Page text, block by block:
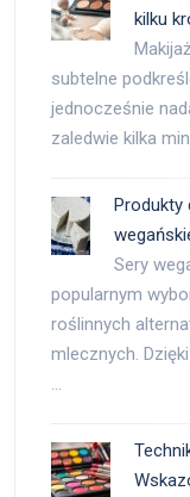
kilku
subtelne
jednocześnie
zaledwie kilka
Produkty
Sery
popularnym
roślinnych
mlecznych.
…